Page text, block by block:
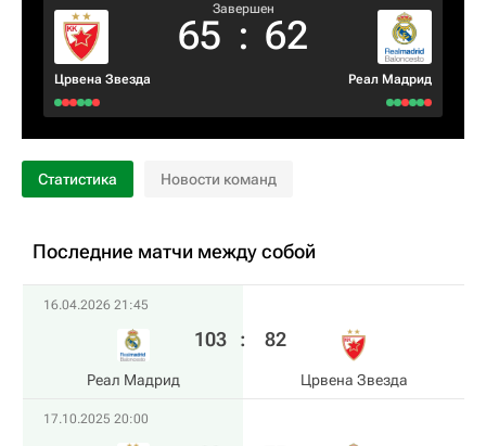
Црвена Звезда
Завершен
65 : 62
Реал Мадрид
Статистика Новости команд
Последние матчи между собой
16.04.2026 21:45
Реал Мадрид
103 : 82
Црвена Звезда
17.10.2025 20:00